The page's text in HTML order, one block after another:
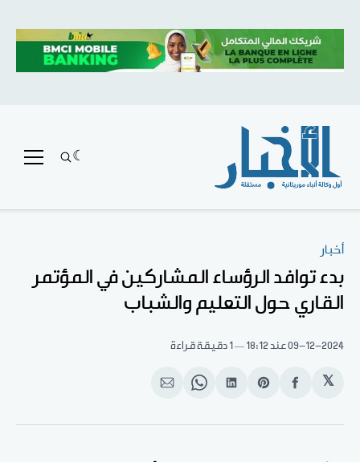
أخبار
بدء توافد الرؤساء المشاركين في المؤتمر
القاري حول التعليم والشباب
09-12-2024عند 18:12 1 دقيقة قراءة
𝕏
انشر
الفيسبوك
Share
Pinterest
انشر
لينكد
Share
WhatsApp
انشر
الإيميل